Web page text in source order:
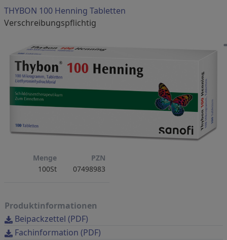
THYBON 100 Henning Tabletten
verschreibungspflichtig
Menge
PZN
100St
07498983
Produktinformationen
Beipackzettel (PDF)
Fachinformation (PDF)